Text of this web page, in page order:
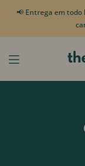
📢 Entrega em todo